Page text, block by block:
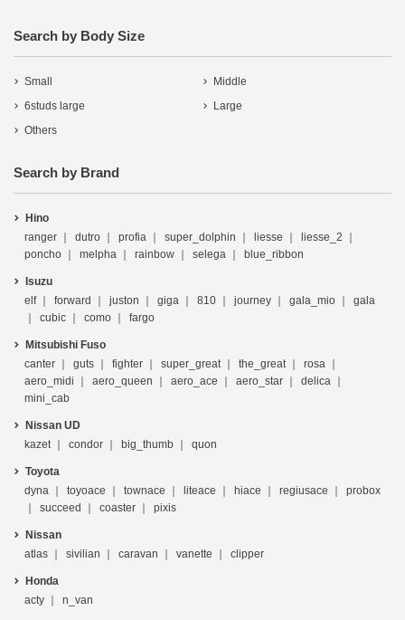
Search by Body Size
Small
Middle
6studs large
Large
Others
Search by Brand
Hino
ranger
dutro profia super_dolphin liesse
liesse_2
poncho
melpha rainbow selega blue_ribbon
Isuzu
elf
forward juston giga 810 journey gala_mio
gala
cubic
como fargo
Mitsubishi Fuso
canter
guts fighter super_great the_great
rosa
aero_midi
aero_queen aero_ace aero_star
delica
mini_cab
Nissan UD
kazet
condor big_thumb quon
Toyota
dyna
toyoace townace liteace hiace regiusace
probox
succeed
coaster pixis
Nissan
atlas
sivilian caravan vanette clipper
Honda
acty
n_van